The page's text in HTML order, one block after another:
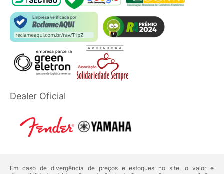
Dealer Oficial
Em caso de divergência de preços e estoques no site, o valor e